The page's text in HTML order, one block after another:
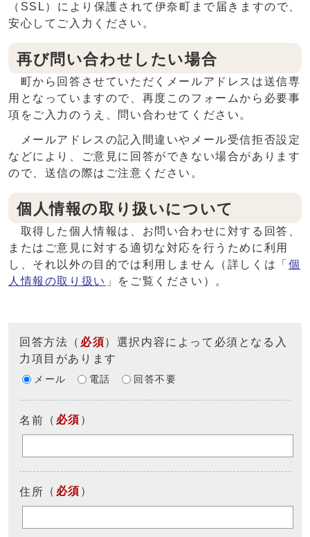
（SSL）により保護されて伊奈町まで届きますので、
安心してご入力ください。
再び問い合わせしたい場合
町から回答させていただくメールアドレスは送信専
用となっていますので、再度このフォームから必要事
項をご入力のうえ、問い合わせてください。
メールアドレスの記入間違いやメール受信拒否設定
などにより、ご意見に回答ができない場合があります
ので、送信の際はご注意ください。
個人情報の取り扱いについて
取得した個人情報は、お問い合わせに対する回答、
またはご意見に対する適切な対応を行うために利用
し、それ以外の目的では利用しません（詳しくは「 個
人情報の取り扱い 」をご覧ください）。
回答方法 （ 必須）選択内容によって必須となる入
力項目があります
メール 電話 回答不要
名前 （ 必須 ）
住所 （ 必須 ）